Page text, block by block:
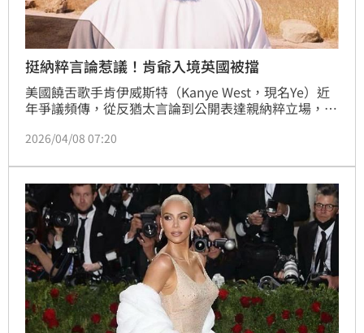
挺納粹言論惹議！肯爺入境英國被擋
美國饒舌歌手肯伊威斯特（Kanye West，現名Ye）近
年爭議頻傳，從反猶太言論到公開表達親納粹立場，引
型音樂節演出，卻因入境遭拒，活動最終取消，再度掀
2026/04/08 07:20